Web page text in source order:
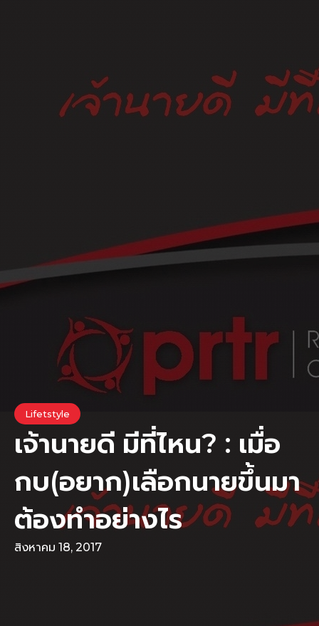
Lifetstyle
เจ้านายดี มีที่ไหน? : เมื่อ
กบ(อยาก)เลือกนายขึ้นมา
ต้องทำอย่างไร
สิงหาคม 18, 2017